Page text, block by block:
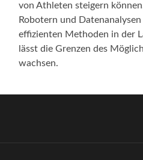
von Athleten steigern
Robotern und
effizienten Methoden in der
lässt die Grenzen des
wachsen.